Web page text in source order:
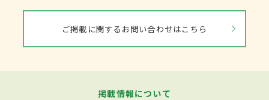
ご掲載に関するお問い合わせはこちら
掲載情報について